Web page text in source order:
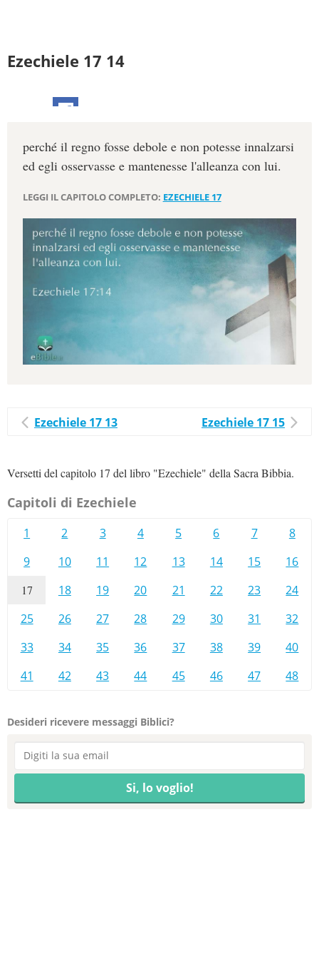
Ezechiele 17 14
perché il regno fosse debole e non potesse innalzarsi
ed egli osservasse e mantenesse l'alleanza con lui.
LEGGI IL CAPITOLO COMPLETO: EZECHIELE 17
Ezechiele 17 13 Ezechiele 17 15
Versetti del capitolo 17 del libro "Ezechiele" della Sacra Bibbia.
Capitoli di Ezechiele
1 2 3 4 5 6 7
8
9
10 11 12 13 14 15 16
17 18 19 20 21 22 23
24
25
26 27 28 29 30 31
32
33
34 35 36 37 38 39
40
41
42 43 44 45 46 47 48
Desideri ricevere messaggi Biblici?